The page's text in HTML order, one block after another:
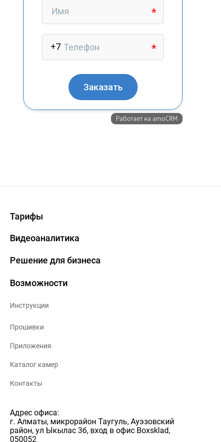
Тарифы
Видеоаналитика
Решение для бизнеса
Возможности
Инструкции
Прошивки
Приложения
Каталог камер
Контакты
Адрес офиса:
г. Алматы, микрорайон Таугуль, Ауэзовский
район, ул Ыкылас 3б, вход в офис Boxsklad,
050052